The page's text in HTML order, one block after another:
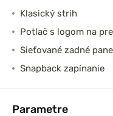
Klasický strih
Potlač s logom na
Sieťované zadné
Snapback zapínanie
Parametre